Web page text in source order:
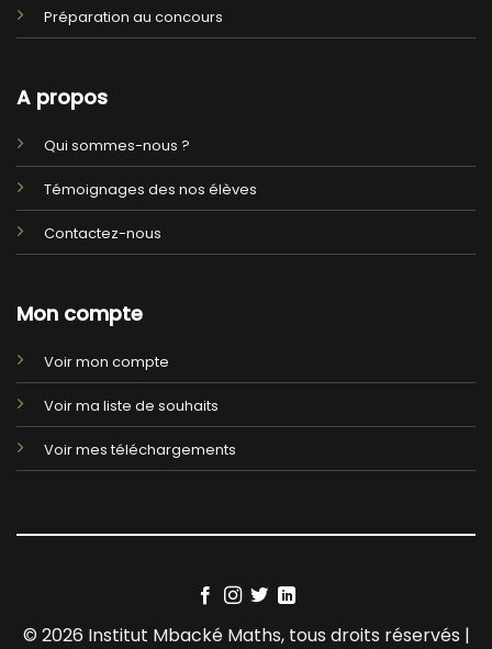
Préparation au concours
A propos
Qui sommes-nous ?
Témoignages des nos élèves
Contactez-nous
Mon compte
Voir mon compte
Voir ma liste de souhaits
Voir mes téléchargements
© 2026 Institut Mbacké Maths, tous droits réservés |